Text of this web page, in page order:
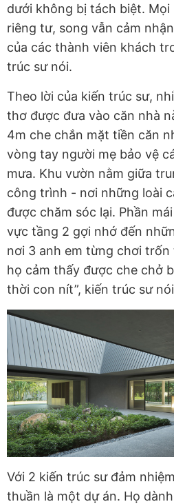
dưới không bị tách biệt.
riêng tư, song vẫn cảm
của các thành viên khách
trúc sư nói.
Theo lời của kiến trúc sư,
thơ được đưa vào căn nhà
4m che chắn mặt tiền căn
vòng tay người mẹ bảo vệ
mưa. Khu vườn nằm giữa
công trình - nơi những loài
được chăm sóc lại. Phần
vực tầng 2 gợi nhớ đến
nơi 3 anh em từng chơi trốn
họ cảm thấy được che chở
thời con nít”, kiến trúc sư
Với 2 kiến trúc sư đảm
thuần là một dự án. Họ